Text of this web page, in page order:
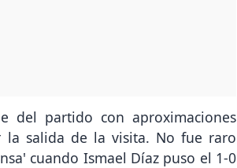
del partido con aproximaciones
la salida de la visita. No fue raro
cuando Ismael Díaz puso el 1-0